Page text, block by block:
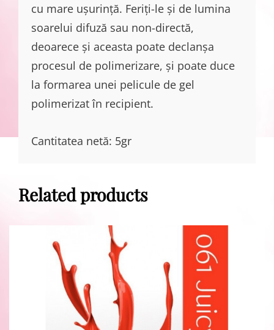
cu mare ușurință. Feriți-le și de lumina
soarelui difuză sau non-directă,
deoarece și aceasta poate declanșa
procesul de polimerizare, și poate duce
la formarea unei pelicule de gel
polimerizat în recipient.
Cantitatea netă: 5gr
Related products